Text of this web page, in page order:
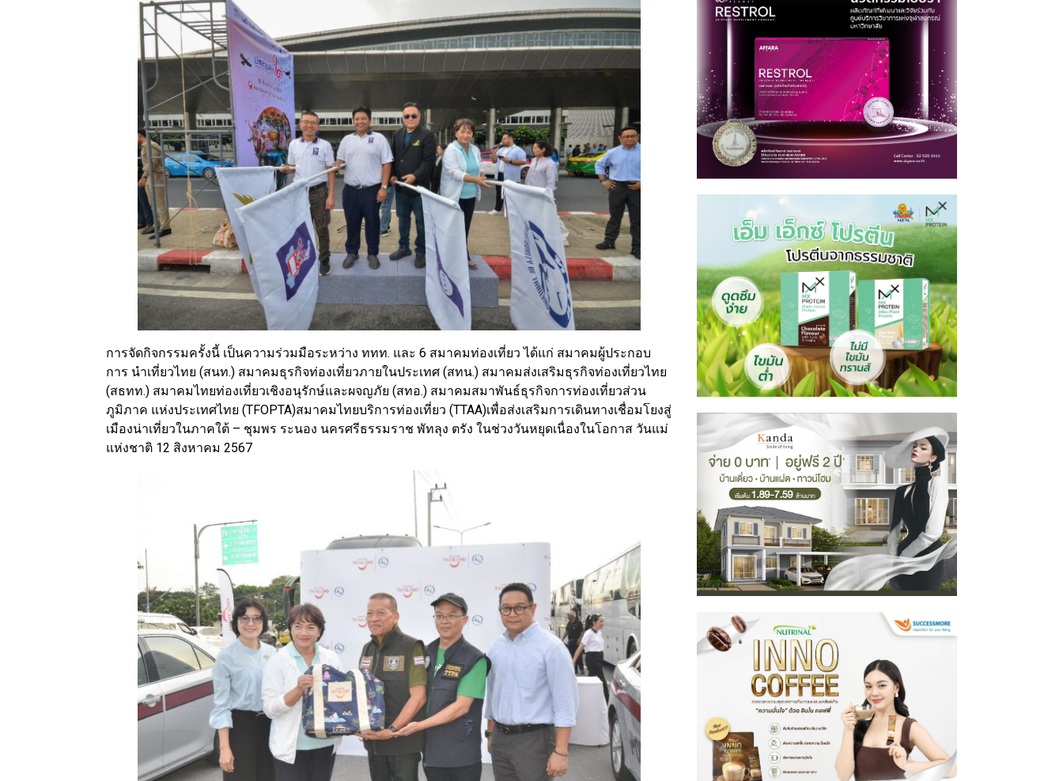
การจัดกิจกรรมครั้งนี้ เป็นความร่วมมือระหว่าง ททท. และ 6 สมาคมท่องเที่ยว ได้แก่ สมาคมผู้ประกอบ
การ นำเที่ยวไทย (สนท.) สมาคมธุรกิจท่องเที่ยวภายในประเทศ (สทน.) สมาคมส่งเสริมธุรกิจท่องเที่ยวไทย
(สธทท.) สมาคมไทยท่องเที่ยวเชิงอนุรักษ์และผจญภัย (สทอ.) สมาคมสมาพันธ์ธุรกิจการท่องเที่ยวส่วน
ภูมิภาค แห่งประเทศไทย (TFOPTA)สมาคมไทยบริการท่องเที่ยว (TTAA)เพื่อส่งเสริมการเดินทางเชื่อมโยงสู่
เมืองน่าเที่ยวในภาคใต้ – ชุมพร ระนอง นครศรีธรรมราช พัทลุง ตรัง ในช่วงวันหยุดเนื่องในโอกาส วันแม่
แห่งชาติ 12 สิงหาคม 2567